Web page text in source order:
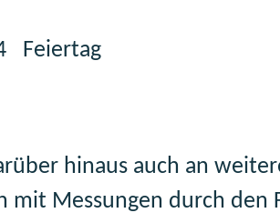
Feiertag
hinaus auch an
mit Messungen durch den